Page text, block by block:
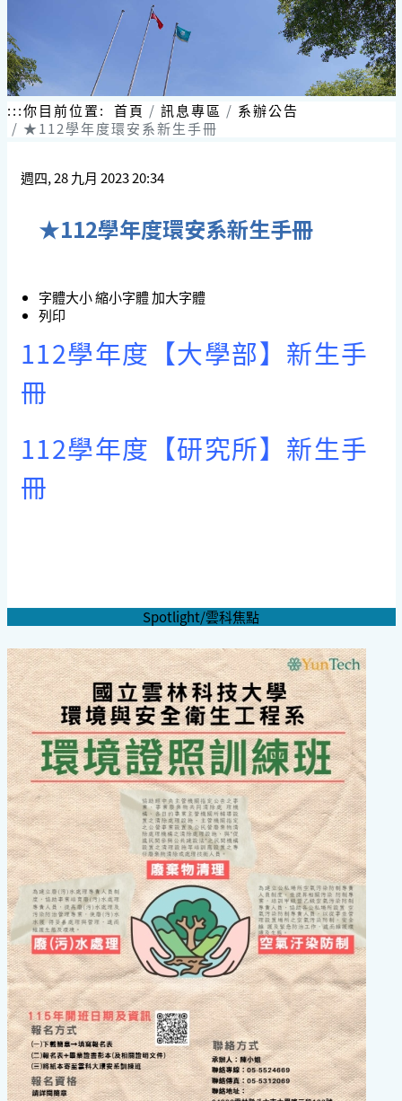
:::你目前位置: 首頁 訊息專區
系辦公告
★112學年度環安系新生手冊
週四, 28 九月 2023 20:34
★112學年度環安系新生手冊
字體大小縮小字體加大字體
列印
112學年度【大學部】新生手
冊
112學年度【研究所】新生手
冊
Spotlight/雲科焦點